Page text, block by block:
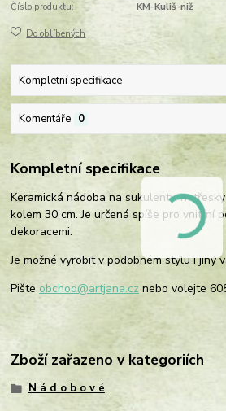
Číslo produktu: KM-Kuliš-niž
Do oblíbených
Kompletní specifikace
Komentáře 0
Kompletní specifikace
Keramická nádoba na sukulenty,
kolem 30 cm. Je určená spíše pro vnitřní
dekoracemi.
Je možné vyrobit v podobném stylu i jiný
Pište obchod@artjana.cz nebo volejte
Zboží zařazeno v kategoriích
N á d o b o v é